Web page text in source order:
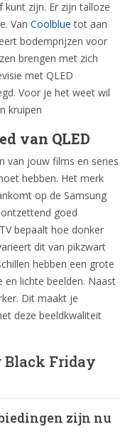
zijn. Er zijn talloze
Van Coolblue tot aan
bodemprijzen voor
brengen met zich
met QLED
Voor je het weet wil
kruipen
van QLED
van jouw films en series
hebben. Het merk
op de Samsung
ontzettend goed
bepaalt hoe donker
dit van pikzwart
hebben een grote
lichte beelden. Naast
Dit maakt je
deze beeldkwaliteit
Black Friday
zijn nu